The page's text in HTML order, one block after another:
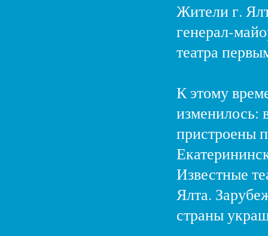
Жители г.
генерал-
театра
К этому
изменилось:
пристроены
Известные
Ялта.
страны